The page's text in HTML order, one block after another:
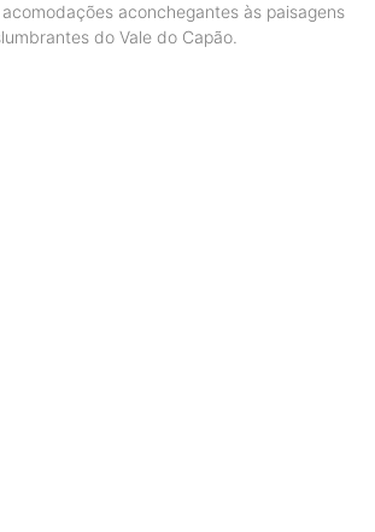
aconchegantes às paisagens
do Vale do Capão.